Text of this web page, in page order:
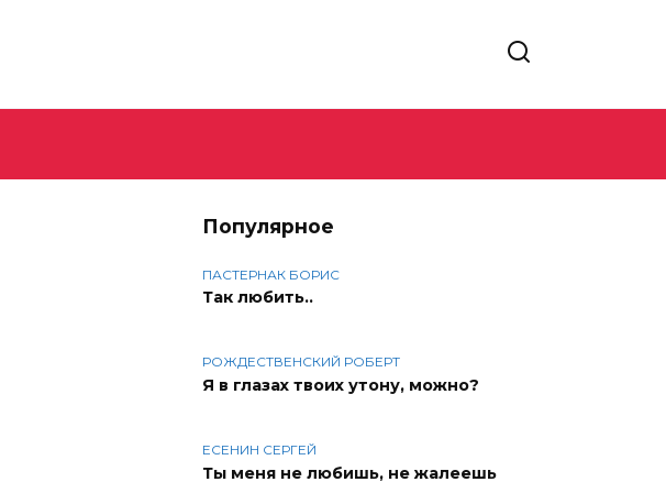
Популярное
ПАСТЕРНАК БОРИС
Так любить..
РОЖДЕСТВЕНСКИЙ РОБЕРТ
Я в глазах твоих утону, можно?
ЕСЕНИН СЕРГЕЙ
Ты меня не любишь, не жалеешь